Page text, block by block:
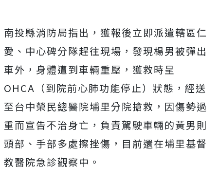
南投縣消防局指出，獲報後立即派遣轄區仁
愛、中心碑分隊趕往現場，發現楊男被彈出
車外，身體遭到車輛重壓，獲救時呈
OHCA（到院前心肺功能停止）狀態，經送
至台中榮民總醫院埔里分院搶救，因傷勢過
重而宣告不治身亡，負責駕駛車輛的黃男則
頭部、手部多處擦挫傷，目前還在埔里基督
教醫院急診觀察中。